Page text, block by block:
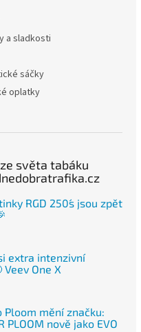
a sladkosti
sáčky
oplatky
světa tabáku
RGD 250´s jsou zpět
extra intenzivní
One X
Ploom mění značku:
PLOOM nově jako EVO